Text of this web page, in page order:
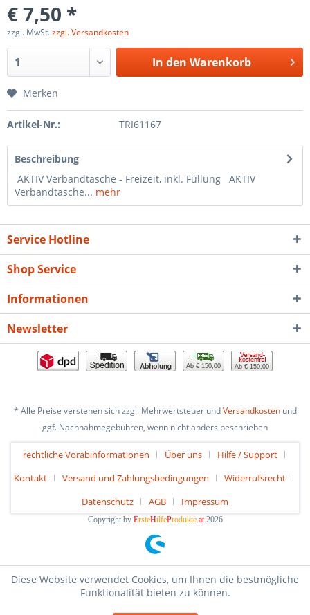
€ 7,50 *
zzgl. MwSt.zzgl. Versandkosten
In den Warenkorb
Merken
Artikel-Nr.: TRI61167
Beschreibung
AKTIV Verbandtasche - Freizeit, inkl. Füllung AKTIV
Verbandtasche... mehr
Service Hotline
Shop Service
Informationen
Newsletter
Ab € 150,00 Ab € 150,00
* Alle Preise verstehen sich zzgl. Mehrwertsteuer undVersandkostenund
ggf. Nachnahmegebühren, wenn nicht anders beschrieben
rechtliche Vorabinformationen Über uns
Hilfe / Support
Kontakt
Versand und Zahlungsbedingungen
Widerrufsrecht
Datenschutz
AGB Impressum
Copyright by ErsteHilfeProdukte.at2026
Diese Website verwendet Cookies, um Ihnen die bestmögliche
Funktionalität bieten zu können.